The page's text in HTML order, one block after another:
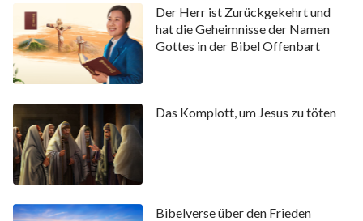
Der Herr ist Zurückgekehrt und
hat die Geheimnisse der Namen
Gottes in der Bibel Offenbart
Das Komplott, um Jesus zu töten
Bibelverse über den Frieden